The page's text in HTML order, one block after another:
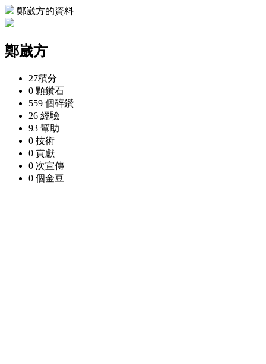
鄭崴方的資料
鄭崴方
27積分
0 顆鑽石
559 個碎鑽
26 經驗
93 幫助
0 技術
0 貢獻
0 次宣傳
0 個金豆